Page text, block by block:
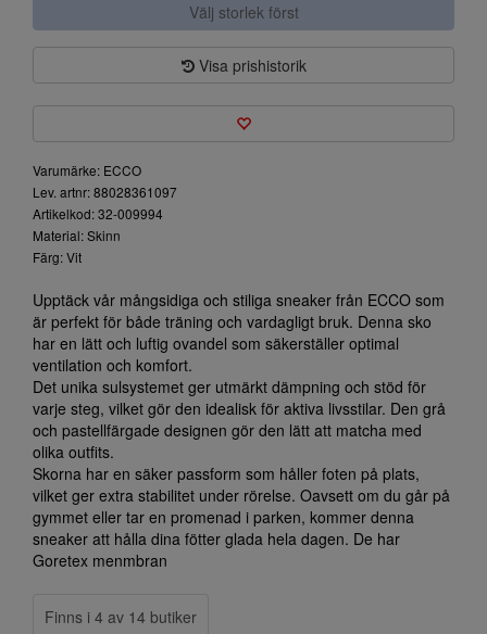
Välj storlek först
Visa prishistorik
Varumärke: ECCO
Lev. artnr: 88028361097
Artikelkod: 32-009994
Material: Skinn
Färg: Vit
Upptäck vår mångsidiga och stiliga sneaker från ECCO som
är perfekt för både träning och vardagligt bruk. Denna sko
har en lätt och luftig ovandel som säkerställer optimal
ventilation och komfort.
Det unika sulsystemet ger utmärkt dämpning och stöd för
varje steg, vilket gör den idealisk för aktiva livsstilar. Den grå
och pastellfärgade designen gör den lätt att matcha med
olika outfits.
Skorna har en säker passform som håller foten på plats,
vilket ger extra stabilitet under rörelse. Oavsett om du går på
gymmet eller tar en promenad i parken, kommer denna
sneaker att hålla dina fötter glada hela dagen. De har
Goretex menmbran
Finns i 4 av 14 butiker